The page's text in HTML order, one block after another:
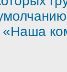
«Наша